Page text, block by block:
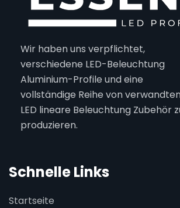
Wir haben uns verpflichtet,
verschiedene LED-Beleuchtung
Aluminium-Profile und eine
vollständige Reihe von
LED lineare Beleuchtung Zubehör
produzieren.
Schnelle Links
Startseite